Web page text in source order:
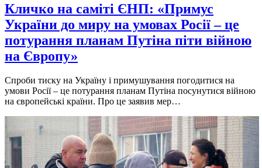
Кличко на саміті ЄНП: «Примус
України до миру на умовах Росії – це
потурання планам Путіна піти війною
на Європу»
Спроби тиску на Україну і примушування погодитися на
умови Росії – це потурання планам Путіна посунутися війною
на європейські країни. Про це заявив мер…